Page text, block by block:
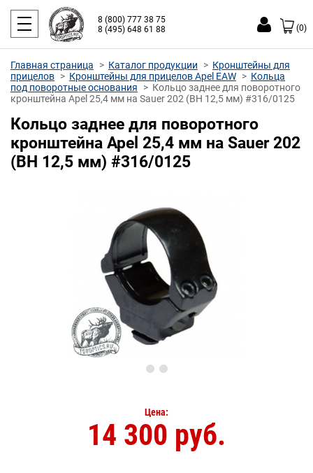
8 (800) 777 38 75
8 (495) 648 61 88
(0)
Главная страница Каталог продукции
Кронштейны для
прицелов
Кронштейны для прицелов Apel EAW
Кольца
под поворотные основания
Кольцо заднее для поворотного
кронштейна Apel 25,4 мм на Sauer 202 (ВН 12,5 мм) #316/0125
Кольцо заднее для поворотного
кронштейна Apel 25,4 мм на Sauer 202
(ВН 12,5 мм) #316/0125
Цена:
14 300 руб.